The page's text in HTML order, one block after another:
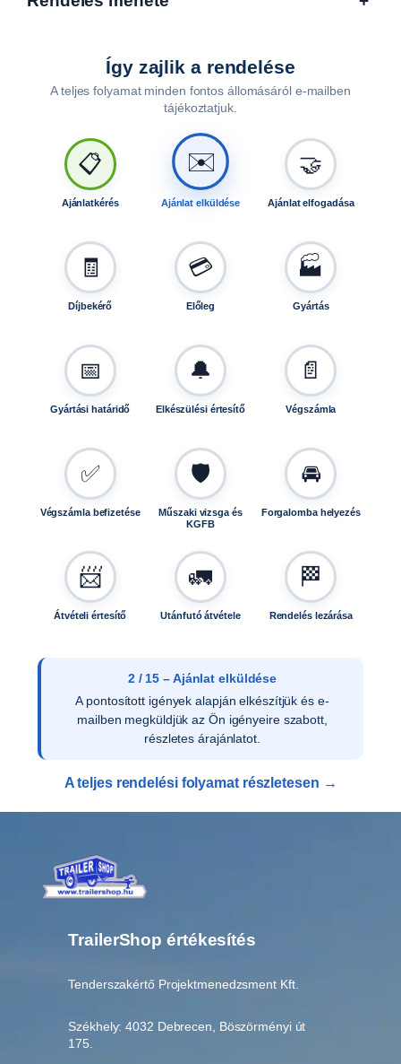
Így zajlik a rendelése
A teljes folyamat minden fontos állomásáról e-mailben
tájékoztatjuk.
📋
Ajánlatkérés
✉️
Ajánlat elküldése
🤝
Ajánlat elfogadása
🧾
Díjbekérő
💳
Előleg
🏭
Gyártás
📅
Gyártási határidő
🔔
Elkészülési értesítő
📄
Végszámla
✅
Végszámla befizetése
🛡️
Műszaki vizsga és
KGFB
🚘
Forgalomba helyezés
📨
Átvételi értesítő
🚛
Utánfutó átvétele
🏁
Rendelés lezárása
2 / 15 – Ajánlat elküldése
A pontosított igények alapján elkészítjük és e-
mailben megküldjük az Ön igényeire szabott,
részletes árajánlatot.
A teljes rendelési folyamat részletesen →
TrailerShop értékesítés
Tenderszakértő Projektmenedzsment Kft.
Székhely: 4032 Debrecen, Böszörményi út
175.